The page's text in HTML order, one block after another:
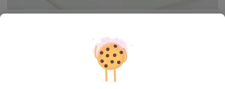
stimulând îmbunătățirea circulației sangvine și oferind o
senzație de revigorare. Dar cum poate fi folosit corect?
În primul rând, alege scrubul pentru scalp care se potrivește
! Unele scruburi conțin exfolianți mecanici,